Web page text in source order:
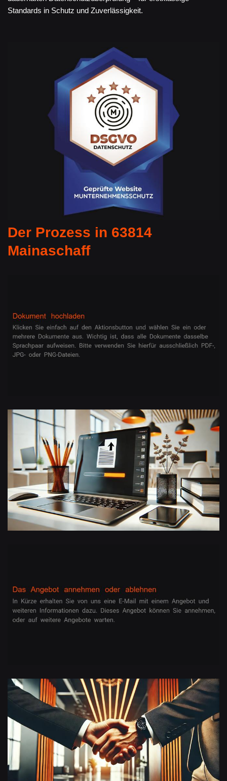
Standards in Schutz und Zuverlässigkeit.
Der Prozess in 63814
Mainaschaff